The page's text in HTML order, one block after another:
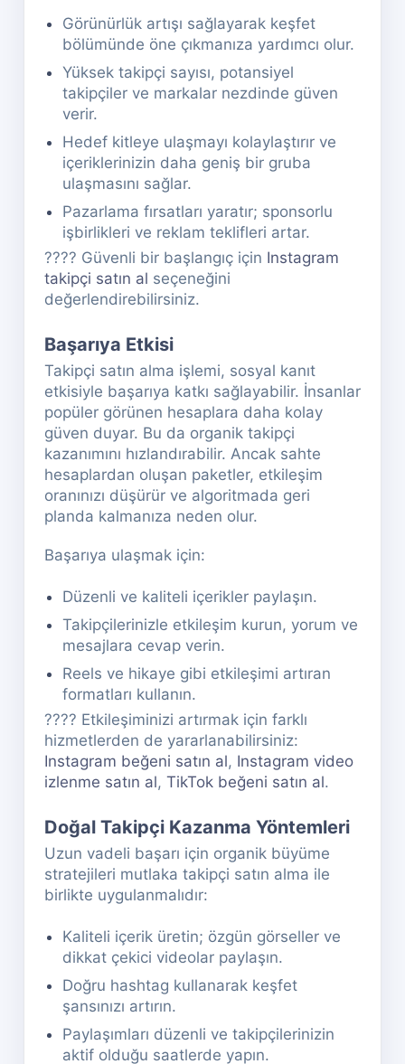
Görünürlük artışı sağlayarak keşfet
bölümünde öne çıkmanıza yardımcı olur.
Yüksek takipçi sayısı, potansiyel
takipçiler ve markalar nezdinde güven
verir.
Hedef kitleye ulaşmayı kolaylaştırır ve
içeriklerinizin daha geniş bir gruba
ulaşmasını sağlar.
Pazarlama fırsatları yaratır; sponsorlu
işbirlikleri ve reklam teklifleri artar.
???? Güvenli bir başlangıç için Instagram
takipçi satın al seçeneğini
değerlendirebilirsiniz.
Başarıya Etkisi
Takipçi satın alma işlemi, sosyal kanıt
etkisiyle başarıya katkı sağlayabilir. İnsanlar
popüler görünen hesaplara daha kolay
güven duyar. Bu da organik takipçi
kazanımını hızlandırabilir. Ancak sahte
hesaplardan oluşan paketler, etkileşim
oranınızı düşürür ve algoritmada geri
planda kalmanıza neden olur.
Başarıya ulaşmak için:
Düzenli ve kaliteli içerikler paylaşın.
Takipçilerinizle etkileşim kurun, yorum ve
mesajlara cevap verin.
Reels ve hikaye gibi etkileşimi artıran
formatları kullanın.
???? Etkileşiminizi artırmak için farklı
hizmetlerden de yararlanabilirsiniz:
Instagram beğeni satın al, Instagram video
izlenme satın al, TikTok beğeni satın al.
Doğal Takipçi Kazanma Yöntemleri
Uzun vadeli başarı için organik büyüme
stratejileri mutlaka takipçi satın alma ile
birlikte uygulanmalıdır:
Kaliteli içerik üretin; özgün görseller ve
dikkat çekici videolar paylaşın.
Doğru hashtag kullanarak keşfet
şansınızı artırın.
Paylaşımları düzenli ve takipçilerinizin
aktif olduğu saatlerde yapın.